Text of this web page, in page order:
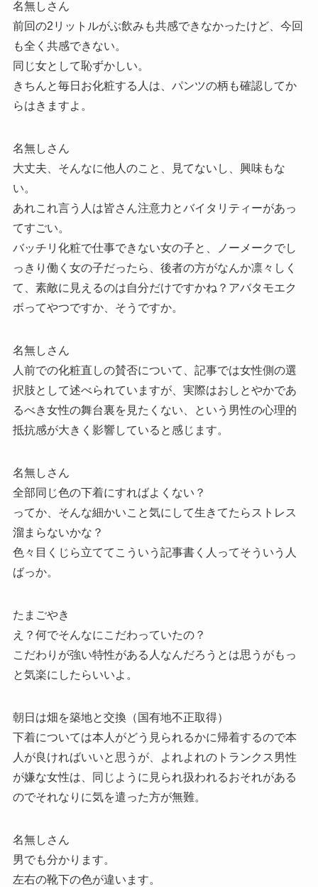
名無しさん
前回の2リットルがぶ飲みも共感できなかったけど、今回
も全く共感できない。
同じ女として恥ずかしい。
きちんと毎日お化粧する人は、パンツの柄も確認してか
らはきますよ。
名無しさん
大丈夫、そんなに他人のこと、見てないし、興味もな
い。
あれこれ言う人は皆さん注意力とバイタリティーがあっ
てすごい。
バッチリ化粧で仕事できない女の子と、ノーメークでし
っきり働く女の子だったら、後者の方がなんか凛々しく
て、素敵に見えるのは自分だけですかね？アバタモエク
ボってやつですか、そうですか。
名無しさん
人前での化粧直しの賛否について、記事では女性側の選
択肢として述べられていますが、実際はおしとやかであ
るべき女性の舞台裏を見たくない、という男性の心理的
抵抗感が大きく影響していると感じます。
名無しさん
全部同じ色の下着にすればよくない？
ってか、そんな細かいこと気にして生きてたらストレス
溜まらないかな？
色々目くじら立ててこういう記事書く人ってそういう人
ばっか。
たまごやき
え？何でそんなにこだわっていたの？
こだわりが強い特性がある人なんだろうとは思うがもっ
と気楽にしたらいいよ。
朝日は畑を築地と交換（国有地不正取得）
下着については本人がどう見られるかに帰着するので本
人が良ければいいと思うが、よれよれのトランクス男性
が嫌な女性は、同じように見られ扱われるおそれがある
のでそれなりに気を遣った方が無難。
名無しさん
男でも分かります。
左右の靴下の色が違います。